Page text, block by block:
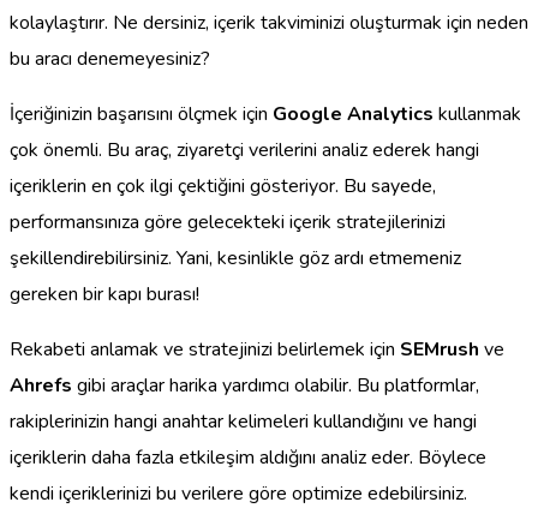
kolaylaştırır. Ne dersiniz, içerik takviminizi oluşturmak için neden
bu aracı denemeyesiniz?
İçeriğinizin başarısını ölçmek için Google Analytics kullanmak
çok önemli. Bu araç, ziyaretçi verilerini analiz ederek hangi
içeriklerin en çok ilgi çektiğini gösteriyor. Bu sayede,
performansınıza göre gelecekteki içerik stratejilerinizi
şekillendirebilirsiniz. Yani, kesinlikle göz ardı etmemeniz
gereken bir kapı burası!
Rekabeti anlamak ve stratejinizi belirlemek için SEMrush ve
Ahrefs gibi araçlar harika yardımcı olabilir. Bu platformlar,
rakiplerinizin hangi anahtar kelimeleri kullandığını ve hangi
içeriklerin daha fazla etkileşim aldığını analiz eder. Böylece
kendi içeriklerinizi bu verilere göre optimize edebilirsiniz.